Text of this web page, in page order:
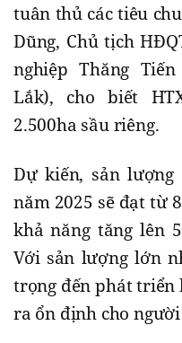
tuân thủ các tiêu
Dũng, Chủ tịch
nghiệp Thăng
Lắk), cho biết
2.500ha sầu riêng.
Dự kiến, sản
năm 2025 sẽ đạt từ
khả năng tăng lên
Với sản lượng lớn
trọng đến phát triển
ra ổn định cho